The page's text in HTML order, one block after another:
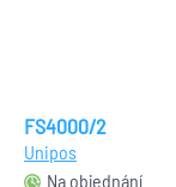
FS4000/2
Unipos
Na objednání